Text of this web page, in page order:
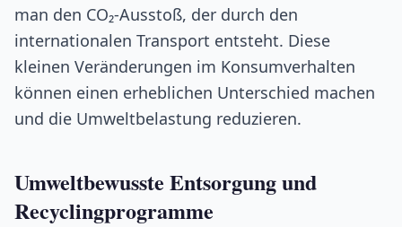
man den CO₂-Ausstoß, der durch den
internationalen Transport entsteht. Diese
kleinen Veränderungen im Konsumverhalten
können einen erheblichen Unterschied machen
und die Umweltbelastung reduzieren.
Umweltbewusste Entsorgung und
Recyclingprogramme